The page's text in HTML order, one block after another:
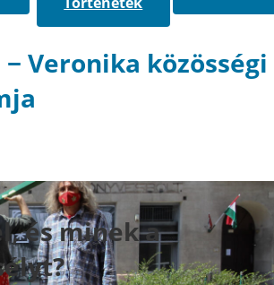
Veronika közösségi
és minek a